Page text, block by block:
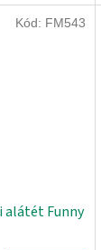
alátét Funny
Kód: FM543